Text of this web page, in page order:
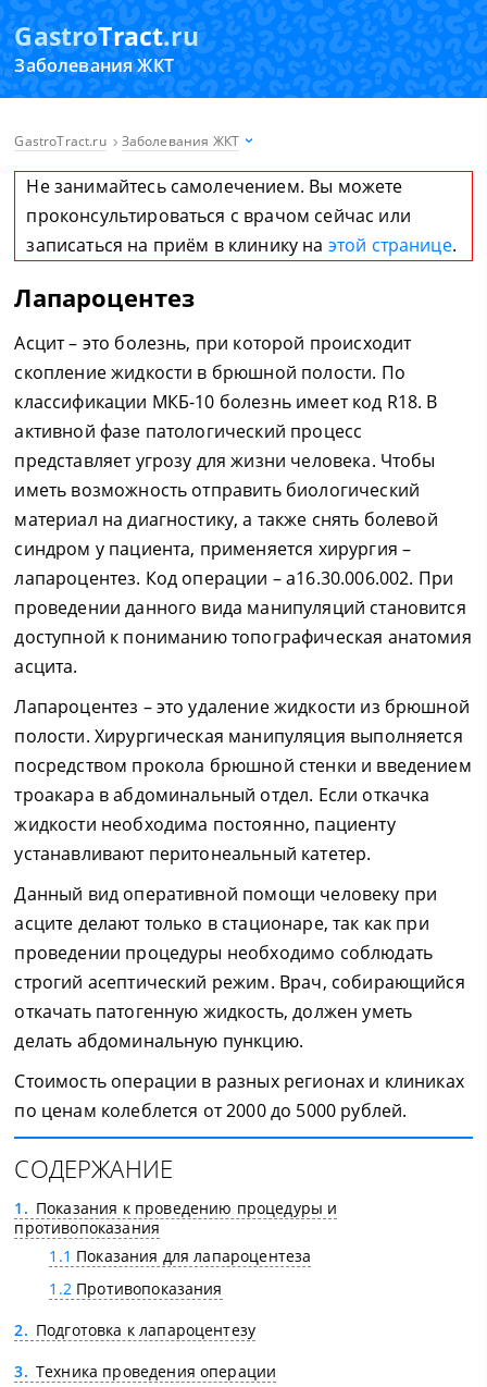
GastroTract.ru
Заболевания ЖКТ
GastroTract.ru Заболевания ЖКТ
Не занимайтесь самолечением. Вы можете
проконсультироваться с врачом сейчас или
записаться на приём в клинику на этой странице.
Лапароцентез
Асцит – это болезнь, при которой происходит
скопление жидкости в брюшной полости. По
классификации МКБ-10 болезнь имеет код R18. В
активной фазе патологический процесс
представляет угрозу для жизни человека. Чтобы
иметь возможность отправить биологический
материал на диагностику, а также снять болевой
синдром у пациента, применяется хирургия –
лапароцентез. Код операции – а16.30.006.002. При
проведении данного вида манипуляций становится
доступной к пониманию топографическая анатомия
асцита.
Лапароцентез – это удаление жидкости из брюшной
полости. Хирургическая манипуляция выполняется
посредством прокола брюшной стенки и введением
троакара в абдоминальный отдел. Если откачка
жидкости необходима постоянно, пациенту
устанавливают перитонеальный катетер.
Данный вид оперативной помощи человеку при
асците делают только в стационаре, так как при
проведении процедуры необходимо соблюдать
строгий асептический режим. Врач, собирающийся
откачать патогенную жидкость, должен уметь
делать абдоминальную пункцию.
Стоимость операции в разных регионах и клиниках
по ценам колеблется от 2000 до 5000 рублей.
СОДЕРЖАНИЕ
1
Показания к проведению процедуры и
противопоказания
1.1 Показания для лапароцентеза
1.2Противопоказания
2
Подготовка к лапароцентезу
3
Техника проведения операции